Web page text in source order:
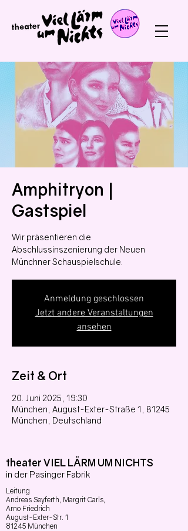
Amphitryon |
Gastspiel
Wir präsentieren die
Abschlussinszenierung der Neuen
Anmeldung geschlossen
Jetzt andere Veranstaltungen
ansehen
Zeit & Ort
20. Juni 2025, 19:30
München, August-Exter-Straße 1, 81245
München, Deutschland
theater VIEL LÄRM UM NICHTS
in der Pasinger Fabrik
Leitung
Andreas Seyferth, Margrit Carls,
Arno Friedrich
August-Exter-Str. 1
81245 München